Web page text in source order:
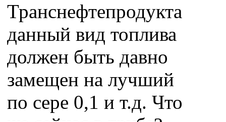
Транснефтепродукта
данный вид топлива
должен быть давно
замещен на лучший
по сере 0,1 и т.д. Что